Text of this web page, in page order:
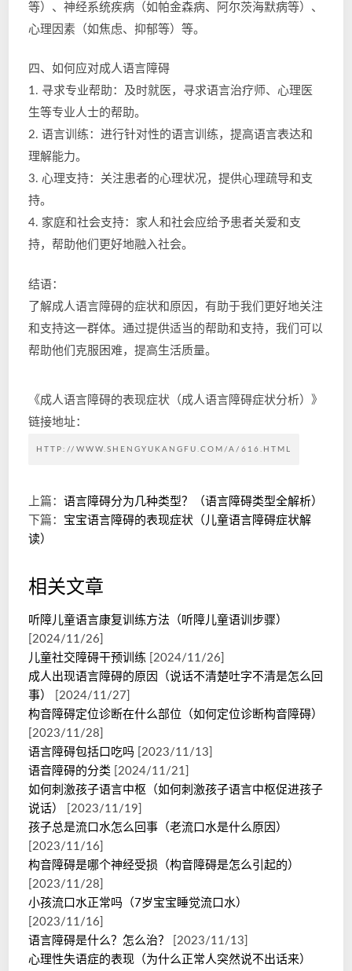
等）、神经系统疾病（如帕金森病、阿尔茨海默病等）、
心理因素（如焦虑、抑郁等）等。
四、如何应对成人语言障碍
1. 寻求专业帮助：及时就医，寻求语言治疗师、心理医
生等专业人士的帮助。
2. 语言训练：进行针对性的语言训练，提高语言表达和
理解能力。
3. 心理支持：关注患者的心理状况，提供心理疏导和支
持。
4. 家庭和社会支持：家人和社会应给予患者关爱和支
持，帮助他们更好地融入社会。
结语：
了解成人语言障碍的症状和原因，有助于我们更好地关注
和支持这一群体。通过提供适当的帮助和支持，我们可以
帮助他们克服困难，提高生活质量。
《成人语言障碍的表现症状（成人语言障碍症状分析）》
链接地址：
HTTP://WWW.SHENGYUKANGFU.COM/A/616.HTML
上篇：语言障碍分为几种类型？（语言障碍类型全解析）
下篇： 宝宝语言障碍的表现症状（儿童语言障碍症状解
读）
相关文章
听障儿童语言康复训练方法（听障儿童语训步骤）
[2024/11/26]
儿童社交障碍干预训练 [2024/11/26]
成人出现语言障碍的原因（说话不清楚吐字不清是怎么回
事）
[2024/11/27]
构音障碍定位诊断在什么部位（如何定位诊断构音障碍）
[2023/11/28]
语言障碍包括口吃吗 [2023/11/13]
语音障碍的分类 [2024/11/21]
如何刺激孩子语言中枢（如何刺激孩子语言中枢促进孩子
说话）
[2023/11/19]
孩子总是流口水怎么回事（老流口水是什么原因）
[2023/11/16]
构音障碍是哪个神经受损（构音障碍是怎么引起的）
[2023/11/28]
小孩流口水正常吗（7岁宝宝睡觉流口水）
[2023/11/16]
语言障碍是什么？怎么治？
[2023/11/13]
心理性失语症的表现（为什么正常人突然说不出话来）